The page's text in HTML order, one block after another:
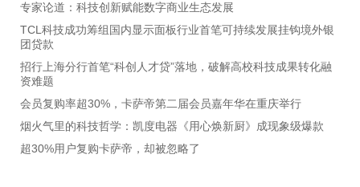
专家论道：科技创新赋能数字商业生态发展
TCL科技成功筹组国内显示面板行业首笔可持续发展挂钩境外银
团贷款
招行上海分行首笔“科创人才贷”落地，破解高校科技成果转化融
资难题
会员复购率超30%，卡萨帝第二届会员嘉年华在重庆举行
烟火气里的科技哲学：凯度电器《用心焕新厨》成现象级爆款
超30%用户复购卡萨帝，却被忽略了